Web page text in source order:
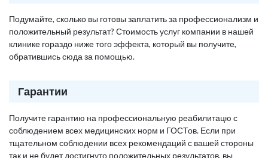
Подумайте, сколько вы готовы заплатить за профессионализм и
положительный результат? Стоимость услуг компании в нашей
клинике гораздо ниже того эффекта, который вы получите,
обратившись сюда за помощью.
Гарантии
Получите гарантию на профессиональную реабилитацю с
соблюдением всех медицинских норм и ГОСТов. Если при
тщательном соблюдении всех рекомендаций с вашей стороны
так и не будет достигнуто положительных результатов, вы